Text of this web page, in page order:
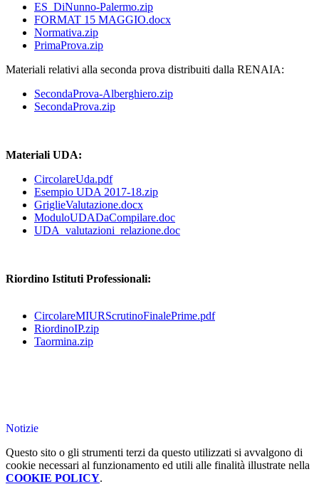
ES_DiNunno-Palermo.zip
FORMAT 15 MAGGIO.docx
Normativa.zip
PrimaProva.zip
Materiali relativi alla seconda prova distribuiti dalla RENAIA:
SecondaProva-Alberghiero.zip
SecondaProva.zip
Materiali UDA:
CircolareUda.pdf
Esempio UDA 2017-18.zip
GriglieValutazione.docx
ModuloUDADaCompilare.doc
UDA_valutazioni_relazione.doc
Riordino Istituti Professionali:
CircolareMIURScrutinoFinalePrime.pdf
RiordinoIP.zip
Taormina.zip
Notizie
Questo sito o gli strumenti terzi da questo utilizzati si avvalgono di
cookie necessari al funzionamento ed utili alle finalità illustrate nella
COOKIE POLICY.